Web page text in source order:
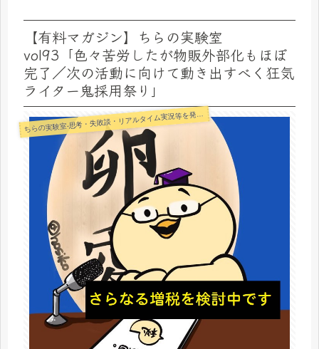
【有料マガジン】ちらの実験室
vol93「色々苦労したが物販外部化もほぼ
完了／次の活動に向けて動き出すべく狂気
ライター鬼採用祭り」
ちらの実験室-思考・失敗談・リアルタイム実況等を発信します-